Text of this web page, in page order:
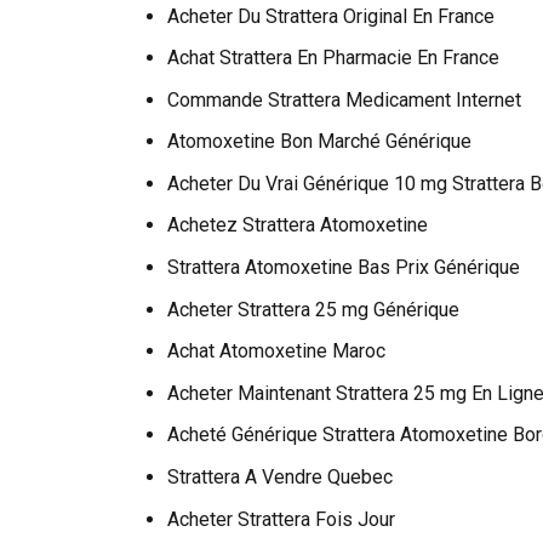
Acheter Du Strattera Original En France
Achat Strattera En Pharmacie En France
Commande Strattera Medicament Internet
Atomoxetine Bon Marché Générique
Acheter Du Vrai Générique 10 mg Strattera
Achetez Strattera Atomoxetine
Strattera Atomoxetine Bas Prix Générique
Acheter Strattera 25 mg Générique
Achat Atomoxetine Maroc
Acheter Maintenant Strattera 25 mg En Ligne
Acheté Générique Strattera Atomoxetine
Strattera A Vendre Quebec
Acheter Strattera Fois Jour